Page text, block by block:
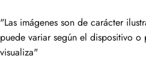
"Las imágenes son de carácter
puede variar según el dispositivo
visualiza"